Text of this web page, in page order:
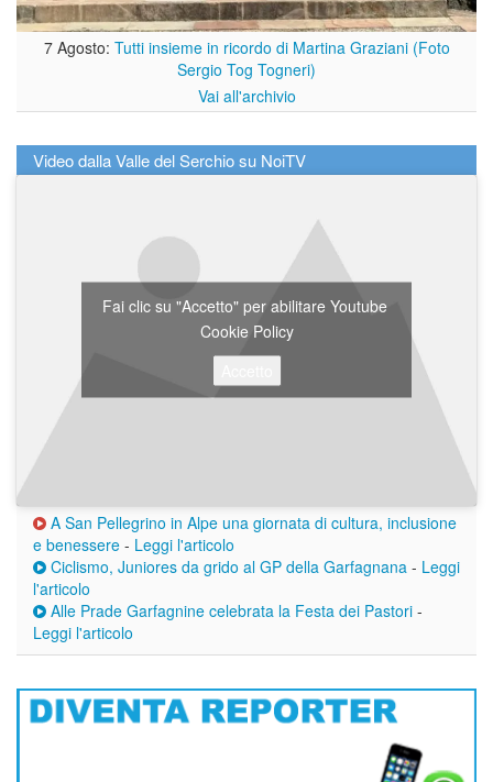
7 Agosto: Tutti insieme in ricordo di Martina Graziani (Foto
Sergio Tog Togneri)
Vai all'archivio
Video dalla Valle del Serchio su NoiTV
Fai clic su "Accetto" per abilitare Youtube
Cookie Policy
A San Pellegrino in Alpe una giornata di cultura, inclusione
e benessere - Leggi l'articolo
Ciclismo, Juniores da grido al GP della Garfagnana - Leggi
l'articolo
Alle Prade Garfagnine celebrata la Festa dei Pastori -
Leggi l'articolo